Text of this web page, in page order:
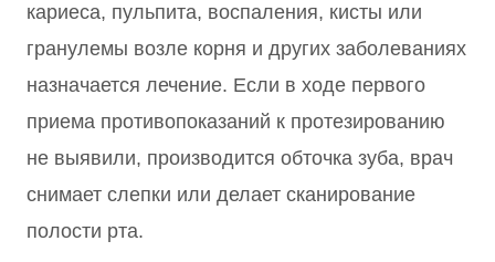
кариеса, пульпита, воспаления, кисты или
гранулемы возле корня и других заболеваниях
назначается лечение. Если в ходе первого
приема противопоказаний к протезированию
не выявили, производится обточка зуба, врач
снимает слепки или делает сканирование
полости рта.